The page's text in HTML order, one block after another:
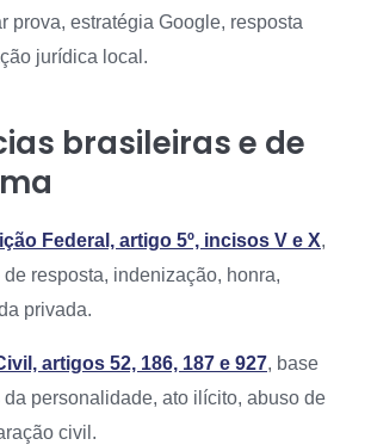
prova, estratégia Google, resposta
jurídica local.
brasileiras e de
Federal, artigo 5º, incisos V e X,
resposta, indenização, honra,
privada.
artigos 52, 186, 187 e 927, base
da personalidade, ato ilícito, abuso de
civil.